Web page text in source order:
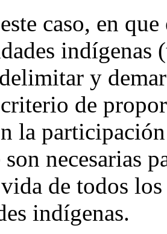
caso, en que
indígenas
y
de
la
necesarias
de todos
indígenas.